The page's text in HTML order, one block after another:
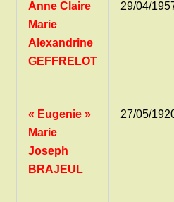
Anne Claire
Marie
Alexandrine
GEFFRELOT
29/04/
« Eugenie »
Marie
Joseph
BRAJEUL
27/05/